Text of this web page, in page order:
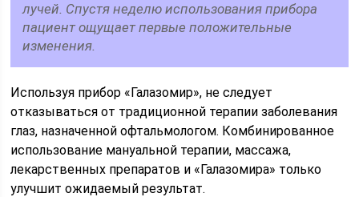
лучей. Спустя неделю использования прибора
пациент ощущает первые положительные
изменения.
Используя прибор «Галазомир», не следует
отказываться от традиционной терапии заболевания
глаз, назначенной офтальмологом. Комбинированное
использование мануальной терапии, массажа,
лекарственных препаратов и «Галазомира» только
улучшит ожидаемый результат.